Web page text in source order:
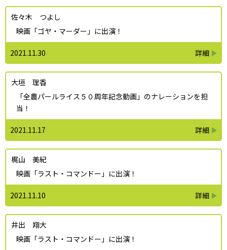
佐々木 つよし
映画「ゴヤ・マーダー」に出演！
2021.11.30
大垣 理香
「全農パールライス５０周年記念動画」のナレーションを担
当！
2021.11.17
梶山 美紀
映画「ラスト・コマンドー」に出演！
2021.11.10
井出 翔大
映画「ラスト・コマンドー」に出演！